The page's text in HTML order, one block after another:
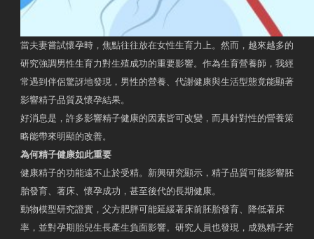
當夫妻嘗試懷孕時，焦點往往放在女性生育力上。然而，越來越多的
研究強調男性生育力對生殖成功的重要影響。作為生育營養師，我經
常遇到伴侶驚訝地發現，男性的營養、代謝健康與生活型態竟能顯著
影響精子品質及懷孕結果。
好消息是，許多影響精子健康的因素皆可改變，而具針對性的營養策
略能帶來明顯的改善。
為何精子健康如此重要
健康精子的功能遠不止於受精。新興研究顯示，精子品質可能影響胚
胎發育、著床、懷孕成功，甚至後代的長期健康。
動物模型研究證實，父方肥胖可能延緩著床前胚胎發育、降低著床
率，並對孕期胎兒生長產生負面影響。研究人員也發現，成熟精子若